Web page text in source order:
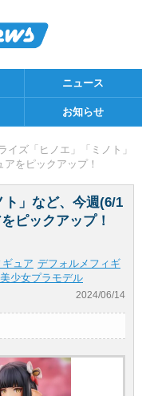
ニュース
お知らせ
イズ「ヒノエ」「ミノト」
をピックアップ！
」など、今週(6/1
ピックアップ！
ギュア デフォルメフィギ
美少女プラモデル
2024/06/14